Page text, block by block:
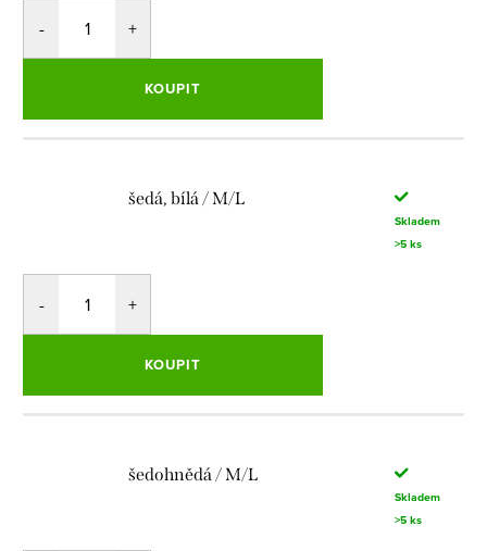
KOUPIT
šedá, bílá / M/L
Skladem
>5 ks
KOUPIT
šedohnědá / M/L
Skladem
>5 ks